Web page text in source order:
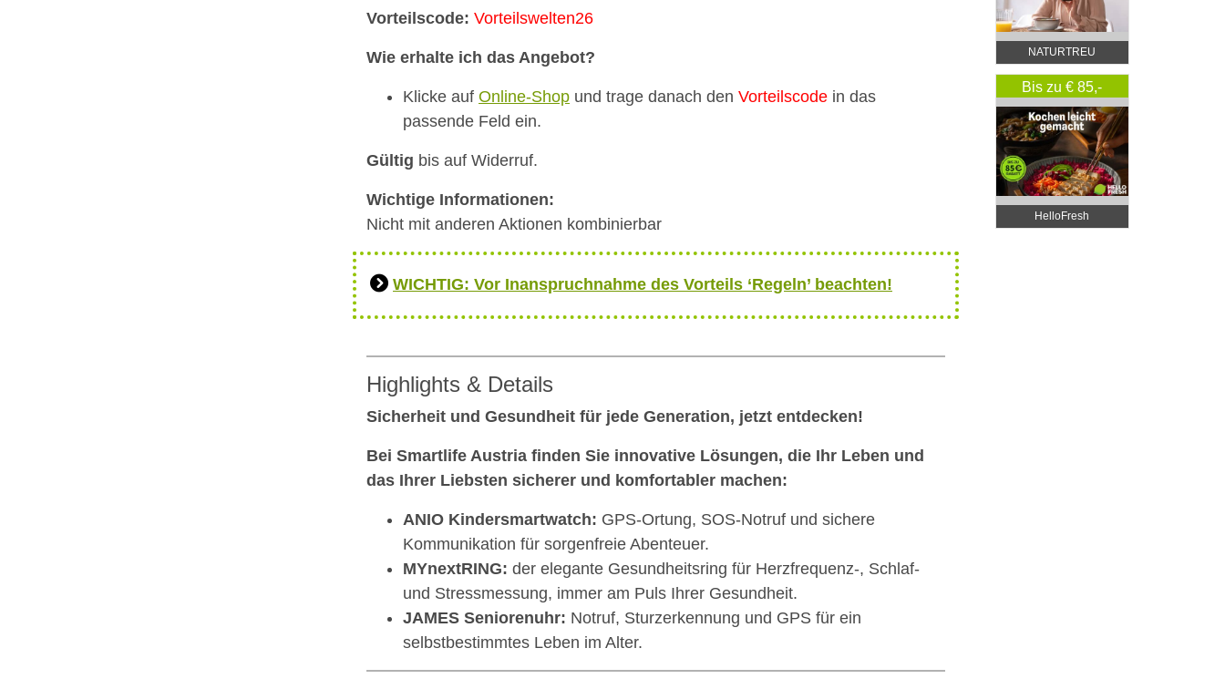
Vorteilscode: Vorteilswelten26
Wie erhalte ich das Angebot?
Klicke auf Online-Shop und trage danach den Vorteilscode in das
passende Feld ein.
Gültig bis auf Widerruf.
Wichtige Informationen:
Nicht mit anderen Aktionen kombinierbar
WICHTIG: Vor Inanspruchnahme des Vorteils ‘Regeln’ beachten!
Highlights & Details
Sicherheit und Gesundheit für jede Generation, jetzt entdecken!
Bei Smartlife Austria finden Sie innovative Lösungen, die Ihr Leben und
das Ihrer Liebsten sicherer und komfortabler machen:
ANIO Kindersmartwatch: GPS-Ortung, SOS-Notruf und sichere
Kommunikation für sorgenfreie Abenteuer.
MYnextRING: der elegante Gesundheitsring für Herzfrequenz-, Schlaf-
und Stressmessung, immer am Puls Ihrer Gesundheit.
JAMES Seniorenuhr: Notruf, Sturzerkennung und GPS für ein
selbstbestimmtes Leben im Alter.
NATURTREU
Bis zu € 85,-
Rabatt
HelloFresh